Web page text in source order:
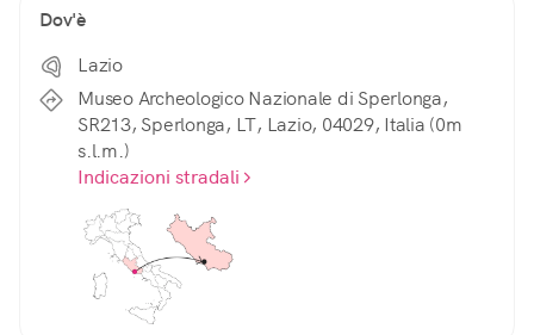
Dov'è
Lazio
Museo Archeologico Nazionale di Sperlonga,
SR213, Sperlonga, LT, Lazio, 04029, Italia (0m
s.l.m.)
Indicazioni stradali